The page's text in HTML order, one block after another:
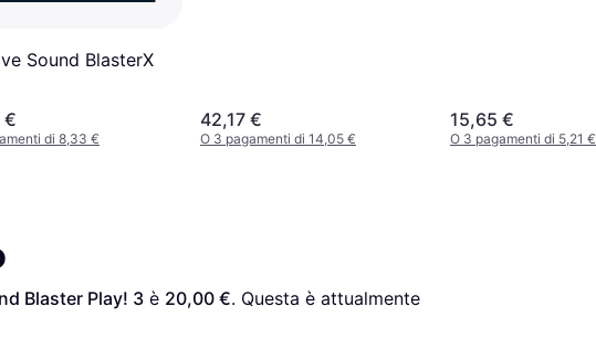
Sound BlasterX
€
di 8,33 €
42,17 €
O 3 pagamenti di 14,05 €
15,65 €
O 3 pagamenti di 5,21 €
Blaster Play! 3 è 20,00 €. Questa è attualmente